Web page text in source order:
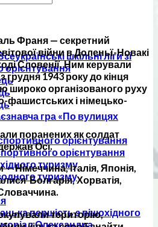
шкільні ліги зі
орієнтування
гра «По вулицях
орієнтування
орієнтування
туризму
туризму
першість з пішохідного
Олександра
Франя — секретний
війни в Доленьї-Новакі
Словенії. Ним керували
грудня 1943 року до кінця
широко організованого руху
фашистських і німецько-
поранених як солдат
Осі.
Німеччина, Італія, Японія,
Болгарія, Хорватія,
територію,